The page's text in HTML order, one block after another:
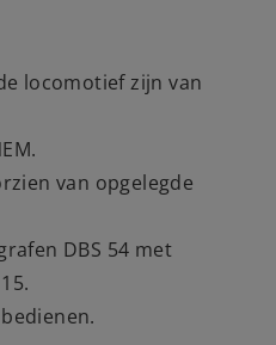
locomotief zijn van
van opgelegde
DBS 54 met